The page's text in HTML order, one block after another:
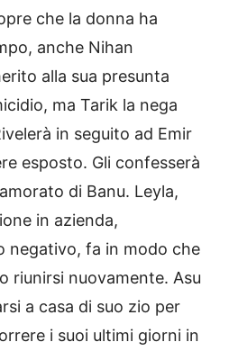
che la donna ha
anche Nihan
alla sua presunta
ma Tarik la nega
in seguito ad Emir
esposto. Gli confesserà
di Banu. Leyla,
in azienda,
negativo, fa in modo che
riunirsi nuovamente. Asu
a casa di suo zio per
i suoi ultimi giorni in